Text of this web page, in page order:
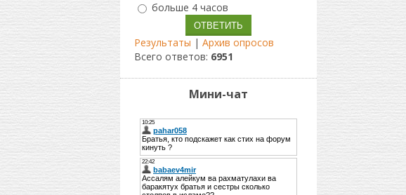
больше 4 часов
Результаты | Архив опросов
Всего ответов: 6951
Мини-чат